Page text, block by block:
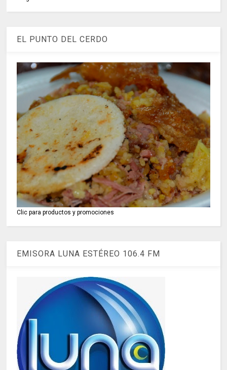
EL PUNTO DEL CERDO
Clic para productos y promociones
EMISORA LUNA ESTÉREO 106.4 FM